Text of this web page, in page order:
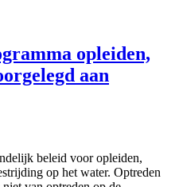
opleiden,
aan
beleid voor opleiden,
op het water. Optreden